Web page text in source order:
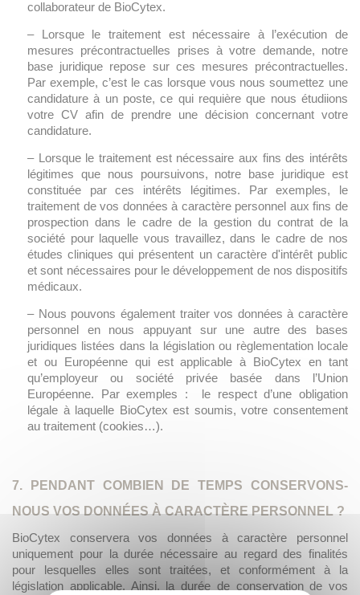
collaborateur de BioCytex.
– Lorsque le traitement est nécessaire à l’exécution de
mesures précontractuelles prises à votre demande, notre
base juridique repose sur ces mesures précontractuelles.
Par exemple, c’est le cas lorsque vous nous soumettez une
candidature à un poste, ce qui requière que nous étudiions
votre CV afin de prendre une décision concernant votre
candidature.
– Lorsque le traitement est nécessaire aux fins des intérêts
légitimes que nous poursuivons, notre base juridique est
constituée par ces intérêts légitimes. Par exemples, le
traitement de vos données à caractère personnel aux fins de
prospection dans le cadre de la gestion du contrat de la
société pour laquelle vous travaillez, dans le cadre de nos
études cliniques qui présentent un caractère d'intérêt public
et sont nécessaires pour le développement de nos dispositifs
médicaux.
– Nous pouvons également traiter vos données à caractère
personnel en nous appuyant sur une autre des bases
juridiques listées dans la législation ou règlementation locale
et ou Européenne qui est applicable à BioCytex en tant
qu’employeur ou société privée basée dans l’Union
Européenne. Par exemples : le respect d’une obligation
légale à laquelle BioCytex est soumis, votre consentement
au traitement (cookies…).
7. PENDANT COMBIEN DE TEMPS CONSERVONS-
NOUS VOS DONNÉES À CARACTÈRE PERSONNEL ?
BioCytex conservera vos données à caractère personnel
uniquement pour la durée nécessaire au regard des finalités
pour lesquelles elles sont traitées, et conformément à la
législation applicable. Ainsi, la durée de conservation de vos